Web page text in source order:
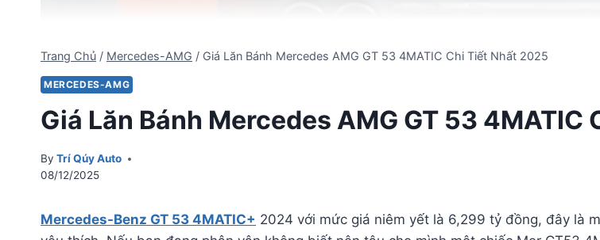
Trang Chủ / Mercedes-AMG / Giá Lăn Bánh Mercedes AMG GT 53 4MATIC Chi Tiết Nhất 2025
MERCEDES-AMG
Giá Lăn Bánh Mercedes AMG GT 53 4MATIC
By Trí Qúy Auto
08/12/2025
Mercedes-Benz GT 53 4MATIC+ 2024 với mức giá niêm yết là 6,299 tỷ đồng, đây là